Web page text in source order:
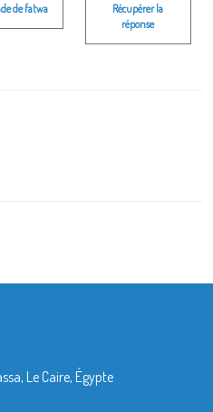
de fatwa
Récupérer la
réponse
Le Caire, Égypte